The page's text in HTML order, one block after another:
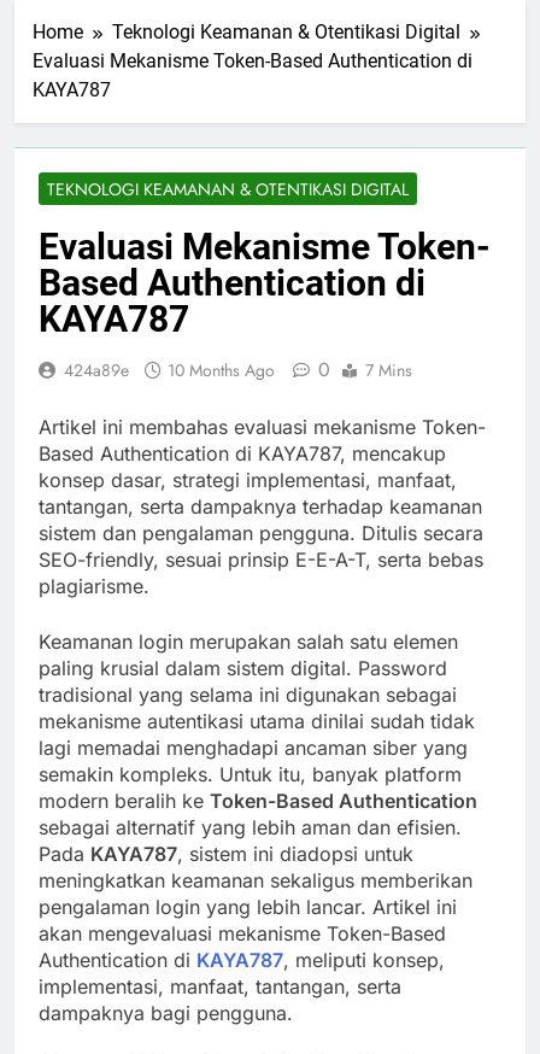
Home
Teknologi Keamanan & Otentikasi Digital
Evaluasi Mekanisme Token-Based Authentication di
KAYA787
TEKNOLOGI KEAMANAN & OTENTIKASI DIGITAL
Evaluasi Mekanisme Token-
Based Authentication di
KAYA787
424a89e 10 Months Ago 0 7 Mins
Artikel ini membahas evaluasi mekanisme Token-
Based Authentication di KAYA787, mencakup
konsep dasar, strategi implementasi, manfaat,
tantangan, serta dampaknya terhadap keamanan
sistem dan pengalaman pengguna. Ditulis secara
SEO-friendly, sesuai prinsip E-E-A-T, serta bebas
plagiarisme.
Keamanan login merupakan salah satu elemen
paling krusial dalam sistem digital. Password
tradisional yang selama ini digunakan sebagai
mekanisme autentikasi utama dinilai sudah tidak
lagi memadai menghadapi ancaman siber yang
semakin kompleks. Untuk itu, banyak platform
modern beralih ke Token-Based Authentication
sebagai alternatif yang lebih aman dan efisien.
Pada KAYA787, sistem ini diadopsi untuk
meningkatkan keamanan sekaligus memberikan
pengalaman login yang lebih lancar. Artikel ini
akan mengevaluasi mekanisme Token-Based
Authentication di KAYA787, meliputi konsep,
implementasi, manfaat, tantangan, serta
dampaknya bagi pengguna.